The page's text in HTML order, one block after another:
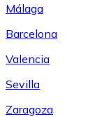
Málaga
Barcelona
Valencia
Sevilla
Zaragoza